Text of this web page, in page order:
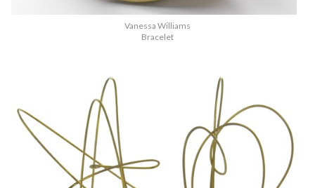
Vanessa Williams
Bracelet